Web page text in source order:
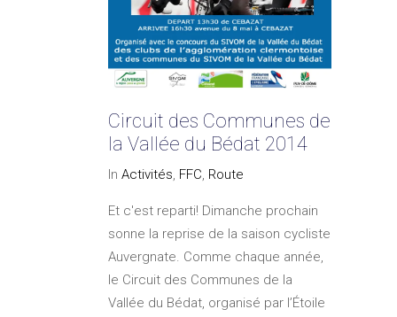
Circuit des Communes de
la Vallée du Bédat 2014
In Activités, FFC, Route
Et c'est reparti! Dimanche prochain
sonne la reprise de la saison cycliste
Auvergnate. Comme chaque année,
le Circuit des Communes de la
Vallée du Bédat, organisé par l’Étoile